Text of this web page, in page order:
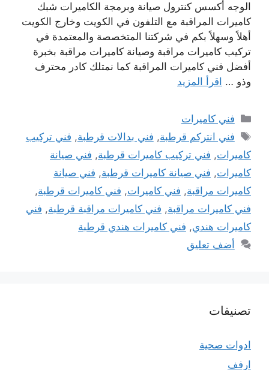
الوجه أكسس كنترول صيانة وبرمجة الكاميرات شبك
كاميرات المراقبة مع التلفون في الكويت وخارج الكويت
أهلاً وسهلاً بكم في شركتنا المتخصصة والمعتمدة في
تركيب كاميرات مراقبة وصيانة كاميرات مراقبة بخبرة
أفضل فني كاميرات المراقبة كما نمتلك كادر محترف
وذو … اقرأ المزيد
التصنيفات
فني كاميرات
الوسوم
فني انتركم قرطبة, فني بدالات قرطبة, فني تركيب
كاميرات, فني تركيب كاميرات قرطبة, فني صيانة
كاميرات, فني صيانة كاميرات قرطبة, فني صيانة
كاميرات مراقبة, فني كاميرات, فني كاميرات قرطبة,
فني كاميرات مراقبة, فني كاميرات مراقبة قرطبة, فني
كاميرات هندي, فني كاميرات هندي قرطبة
أضف تعليق
تصنيفات
ادوات صحية
ارفف